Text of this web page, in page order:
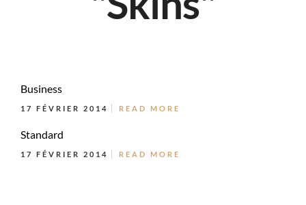
Business
17 FÉVRIER 2014 READ MORE
Standard
17 FÉVRIER 2014 READ MORE